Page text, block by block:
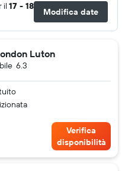
il 17 - 18
Modifica date
Luton
6.3
Verifica
disponibilità